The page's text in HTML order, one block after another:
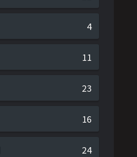
4
11
23
16
24